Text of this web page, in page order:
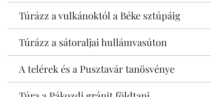
Túrázz a vulkánoktól a Béke sztúpáig
Túrázz a sátoraljai hullámvasúton
A telérek és a Pusztavár tanösvénye